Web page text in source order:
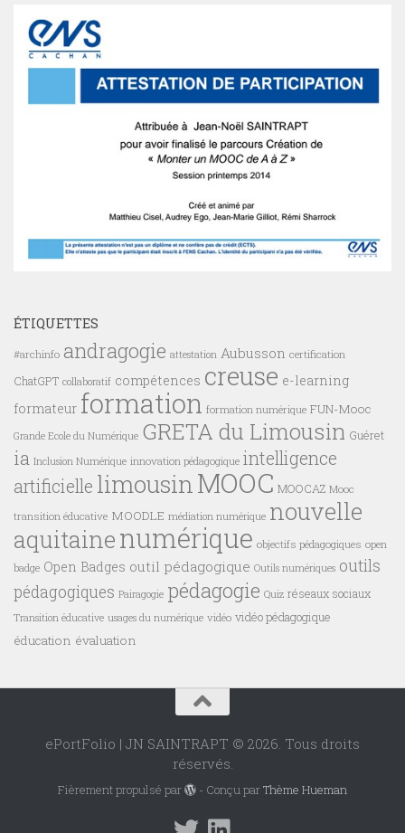
ÉTIQUETTES
#archinfo andragogie attestation Aubusson certification
ChatGPT collaboratif compétences creuse e-learning
formateur formation formation numérique FUN-Mooc
Grande Ecole du Numérique GRETA du Limousin Guéret
ia Inclusion Numérique innovation pédagogique intelligence
artificielle limousinMOOC MOOCAZ Mooc
transition éducative MOODLE médiation numérique nouvelle
aquitainenumérique objectifs pédagogiques open
badge Open Badges outil pédagogique Outils numériques outils
pédagogiques Pairagogie pédagogie Quiz réseaux sociaux
Transition éducative usages du numérique vidéo vidéo pédagogique
éducation évaluation
ePortFolio | JN SAINTRAPT © 2026. Tous droits
réservés.
Fièrement propulsé par - Conçu parThème Hueman